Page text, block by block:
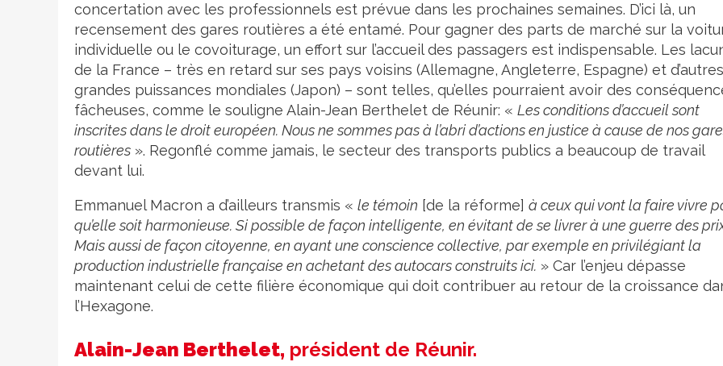
concertation avec les professionnels est prévue dans les prochaines semaines. D’ici là, un
recensement des gares routières a été entamé. Pour gagner des parts de marché sur la
individuelle ou le covoiturage, un effort sur l’accueil des passagers est indispensable. Les
de la France – très en retard sur ses pays voisins (Allemagne, Angleterre, Espagne) et d’autres
grandes puissances mondiales (Japon) – sont telles, qu’elles pourraient avoir des
fâcheuses, comme le souligne Alain-Jean Berthelet de Réunir: « Les conditions d’accueil sont
inscrites dans le droit européen. Nous ne sommes pas à l’abri d’actions en justice à cause de nos
routières ». Regonflé comme jamais, le secteur des transports publics a beaucoup de travail
devant lui.
Emmanuel Macron a d’ailleurs transmis « le témoin [de la réforme] à ceux qui vont la faire vivre
qu’elle soit harmonieuse. Si possible de façon intelligente, en évitant de se livrer à une guerre des
Mais aussi de façon citoyenne, en ayant une conscience collective, par exemple en privilégiant la
production industrielle française en achetant des autocars construits ici. » Car l’enjeu dépasse
maintenant celui de cette filière économique qui doit contribuer au retour de la croissance
l’Hexagone.
Alain-Jean Berthelet, président de Réunir.